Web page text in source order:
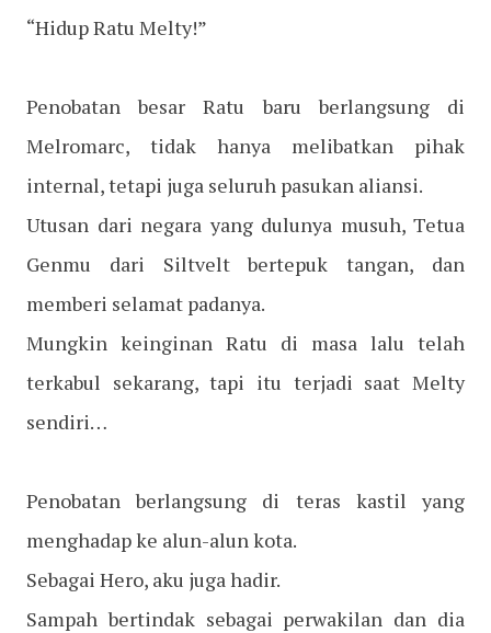
“Hidup Ratu Melty!”
Penobatan besar Ratu baru berlangsung di
Melromarc, tidak hanya melibatkan pihak
internal, tetapi juga seluruh pasukan aliansi.
Utusan dari negara yang dulunya musuh, Tetua
Genmu dari Siltvelt bertepuk tangan, dan
memberi selamat padanya.
Mungkin keinginan Ratu di masa lalu telah
terkabul sekarang, tapi itu terjadi saat Melty
sendiri…
Penobatan berlangsung di teras kastil yang
menghadap ke alun-alun kota.
Sebagai Hero, aku juga hadir.
Sampah bertindak sebagai perwakilan dan dia